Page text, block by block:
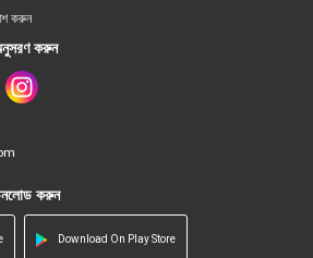
করুন
করুন
করুন
Download On Play Store